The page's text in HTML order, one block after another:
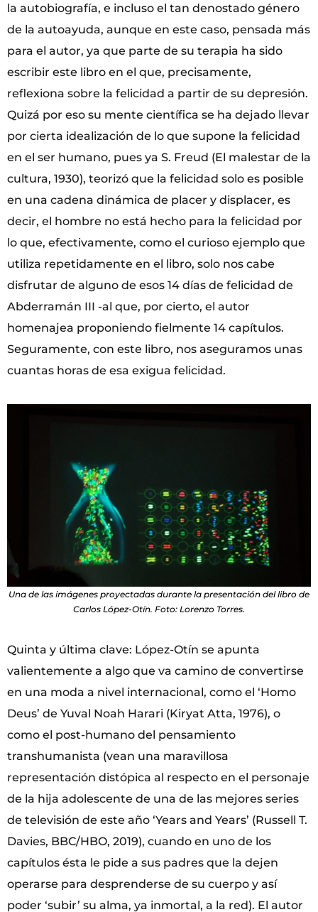
la autobiografía, e incluso el tan denostado género
de la autoayuda, aunque en este caso, pensada más
para el autor, ya que parte de su terapia ha sido
escribir este libro en el que, precisamente,
reflexiona sobre la felicidad a partir de su depresión.
Quizá por eso su mente científica se ha dejado llevar
por cierta idealización de lo que supone la felicidad
en el ser humano, pues ya S. Freud (El malestar de la
cultura, 1930), teorizó que la felicidad solo es posible
en una cadena dinámica de placer y displacer, es
decir, el hombre no está hecho para la felicidad por
lo que, efectivamente, como el curioso ejemplo que
utiliza repetidamente en el libro, solo nos cabe
disfrutar de alguno de esos 14 días de felicidad de
Abderramán III -al que, por cierto, el autor
homenajea proponiendo fielmente 14 capítulos.
Seguramente, con este libro, nos aseguramos unas
cuantas horas de esa exigua felicidad.
Una de las imágenes proyectadas durante la presentación del libro de
Carlos López-Otín. Foto: Lorenzo Torres.
Quinta y última clave: López-Otín se apunta
valientemente a algo que va camino de convertirse
en una moda a nivel internacional, como el ‘Homo
Deus’ de Yuval Noah Harari (Kiryat Atta, 1976), o
como el post-humano del pensamiento
transhumanista (vean una maravillosa
representación distópica al respecto en el personaje
de la hija adolescente de una de las mejores series
de televisión de este año ‘Years and Years’ (Russell T.
Davies, BBC/HBO, 2019), cuando en uno de los
capítulos ésta le pide a sus padres que la dejen
operarse para desprenderse de su cuerpo y así
poder ‘subir’ su alma, ya inmortal, a la red). El autor